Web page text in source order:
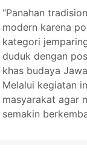
“Panahan
modern karena
kategori
duduk dengan
khas budaya
Melalui kegiatan
masyarakat agar
semakin